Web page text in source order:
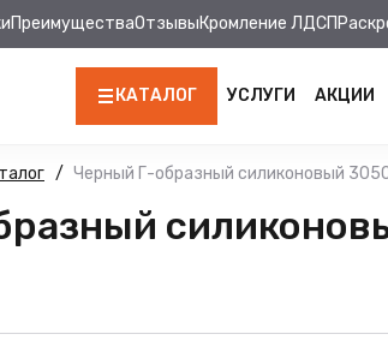
ПреимуществаОтзывыКромление ЛДСП
КАТАЛОГ
ЛДСП
КРОМКА
МДФ ПАНЕЛИ
УСЛУГИ АКЦИИ
Черный Г-образный силиконовый